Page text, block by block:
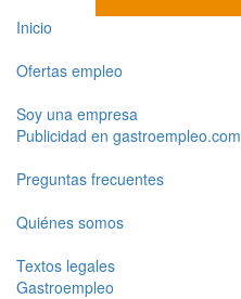
Inicio
Ofertas empleo
Soy una empresa
Publicidad en gastroempleo.com
Preguntas frecuentes
Quiénes somos
Textos legales
Gastroempleo